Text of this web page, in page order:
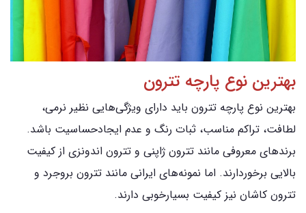
بهترین نوع پارچه تترون
بهترین نوع پارچه تترون باید دارای ویژگی‌هایی نظیر نرمی،
لطافت، تراکم مناسب، ثبات رنگ و عدم ایجادحساسیت باشد.
برندهای معروفی مانند تترون ژاپنی و تترون اندونزی از کیفیت
بالایی برخوردارند. اما نمونه‌های ایرانی مانند تترون بروجرد و
تترون کاشان نیز کیفیت بسیارخوبی دارند.